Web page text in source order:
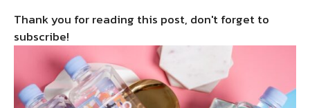
Thank you for reading this post, don't forget to
subscribe!